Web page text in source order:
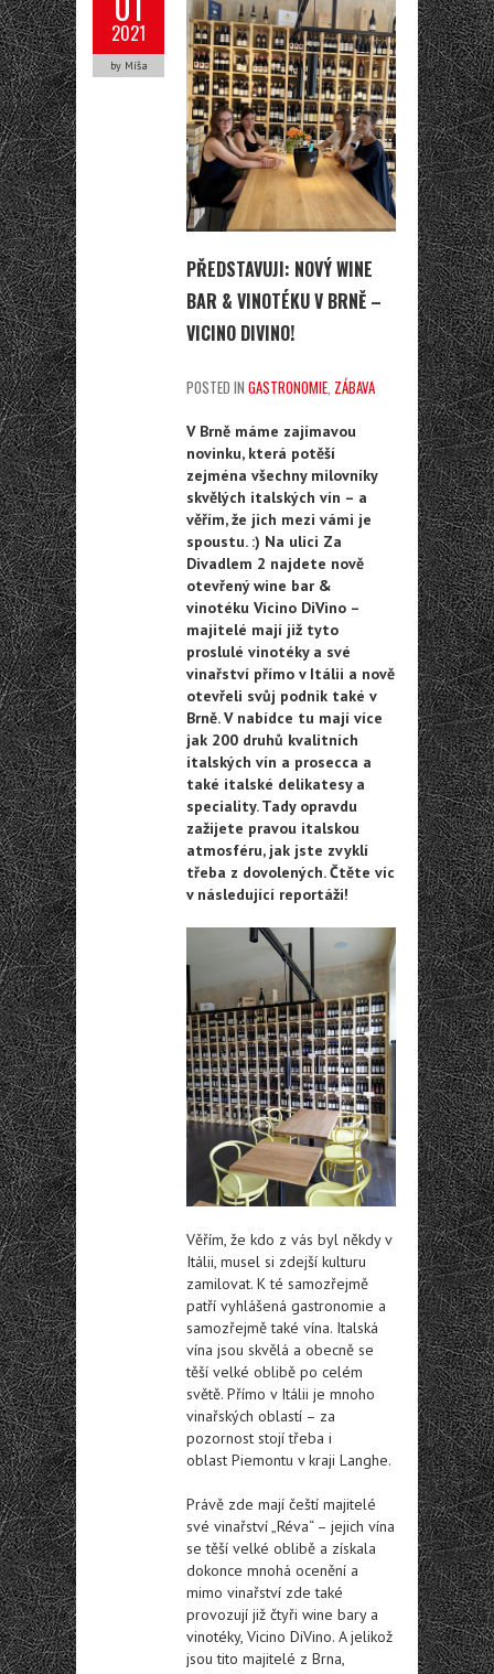
2021
by Míša
PŘEDSTAVUJI: NOVÝ WINE
BAR & VINOTÉKU V BRNĚ –
VICINO DIVINO!
POSTED IN GASTRONOMIE ZÁBAVA
V Brně máme zajímavou
novinku, která potěší
zejména všechny milovníky
skvělých italských vín – a
věřím, že jich mezi vámi je
spoustu. :) Na ulici Za
Divadlem 2 najdete nově
otevřený wine bar &
vinotéku Vicino DiVino –
majitelé mají již tyto
proslulé vinotéky a své
vinařství přímo v Itálii a nově
otevřeli svůj podnik také v
Brně. V nabídce tu mají více
jak 200 druhů kvalitních
italských vín a prosecca a
také italské delikatesy a
speciality. Tady opravdu
zažijete pravou italskou
atmosféru, jak jste zvyklí
třeba z dovolených. Čtěte víc
v následující reportáži!
Věřím, že kdo z vás byl někdy v
Itálii, musel si zdejší kulturu
zamilovat. K té samozřejmě
patří vyhlášená gastronomie a
samozřejmě také vína. Italská
vína jsou skvělá a obecně se
těší velké oblibě po celém
světě. Přímo v Itálii je mnoho
vinařských oblastí – za
pozornost stojí třeba i
oblast Piemontu v kraji Langhe.
Právě zde mají čeští majitelé
své vinařství „Réva“ – jejich vína
se těší velké oblibě a získala
dokonce mnohá ocenění a
mimo vinařství zde také
provozují již čtyři wine bary a
vinotéky, Vicino DiVino. A jelikož
jsou tito majitelé z Brna,